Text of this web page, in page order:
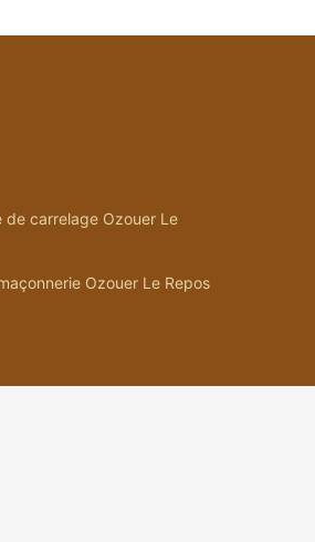
de carrelage Ozouer Le
Ozouer Le Repos